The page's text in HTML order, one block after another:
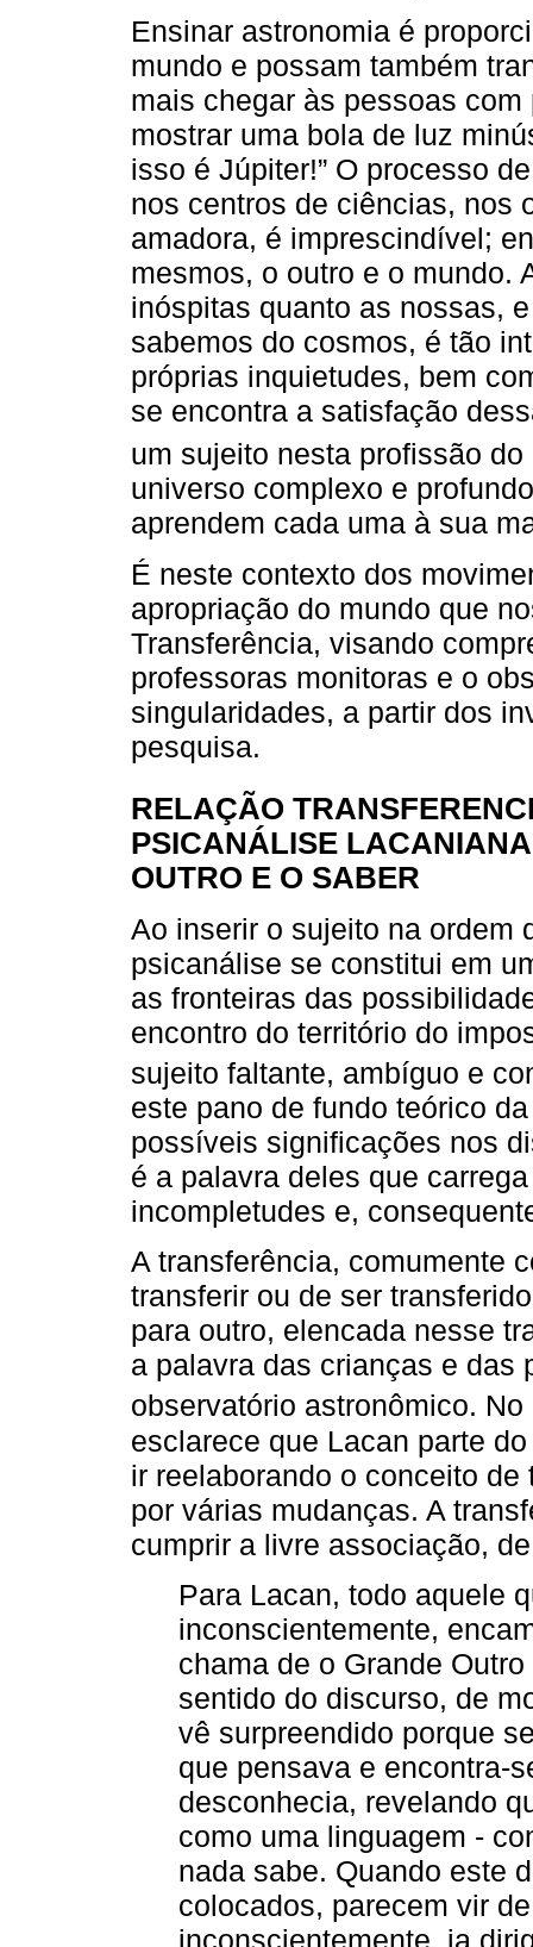
Ensinar astronomia é
mundo e possam também
mais chegar às pessoas
mostrar uma bola de luz
isso é Júpiter!” O processo
nos centros de ciências, nos
amadora, é imprescindível;
mesmos, o outro e o mundo.
inóspitas quanto as nossas,
sabemos do cosmos, é tão
próprias inquietudes, bem
se encontra a satisfação
um sujeito nesta profissão
universo complexo e
aprendem cada uma à sua
É neste contexto dos
apropriação do mundo que
Transferência, visando
professoras monitoras e o
singularidades, a partir dos
pesquisa.
RELAÇÃO
PSICANÁLISE
OUTRO E O SABER
Ao inserir o sujeito na ordem
psicanálise se constitui em
as fronteiras das
encontro do território do
sujeito faltante, ambíguo e
este pano de fundo teórico
possíveis significações nos
é a palavra deles que
incompletudes e,
A transferência, comumente
transferir ou de ser
para outro, elencada nesse
a palavra das crianças e das
observatório astronômico.
esclarece que Lacan parte
ir reelaborando o conceito
por várias mudanças. A
cumprir a livre associação,
Para Lacan, todo aquele
inconscientemente,
chama de o Grande
sentido do discurso, de
vê surpreendido porque
que pensava e encontra-
desconhecia, revelando
como uma linguagem -
nada sabe. Quando este
colocados, parecem vir
inconscientemente, ia